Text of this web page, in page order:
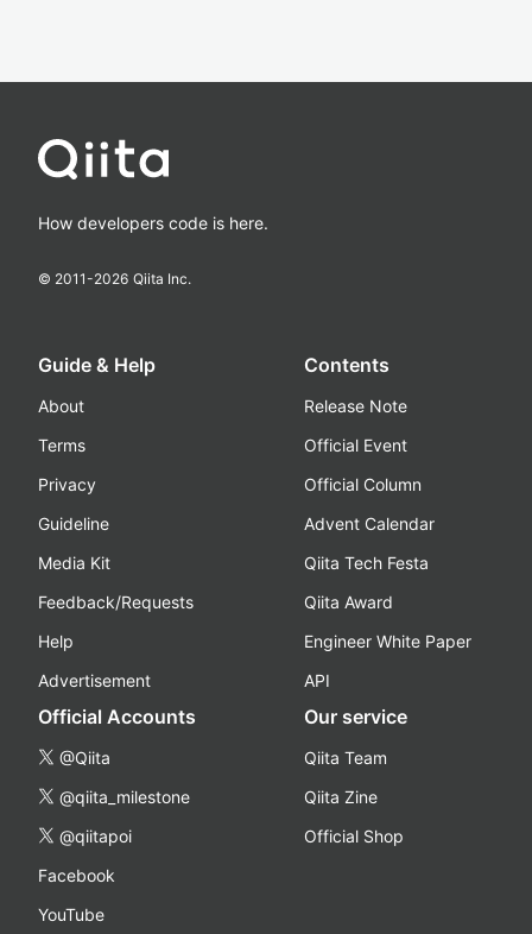
How developers code is here.
© 2011-2026 Qiita Inc.
Guide & Help
About
Terms
Privacy
Guideline
Media Kit
Feedback/Requests
Help
Advertisement
Contents
Release Note
Official Event
Official Column
Advent Calendar
Qiita Tech Festa
Qiita Award
Engineer White Paper
API
Official Accounts
@Qiita
@qiita_milestone
@qiitapoi
Facebook
YouTube
Our service
Qiita Team
Qiita Zine
Official Shop